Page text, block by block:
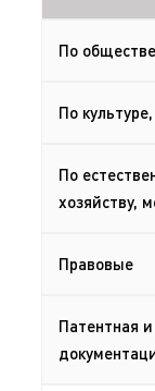
По
По
По
хозяйству,
Правовые
Патентная